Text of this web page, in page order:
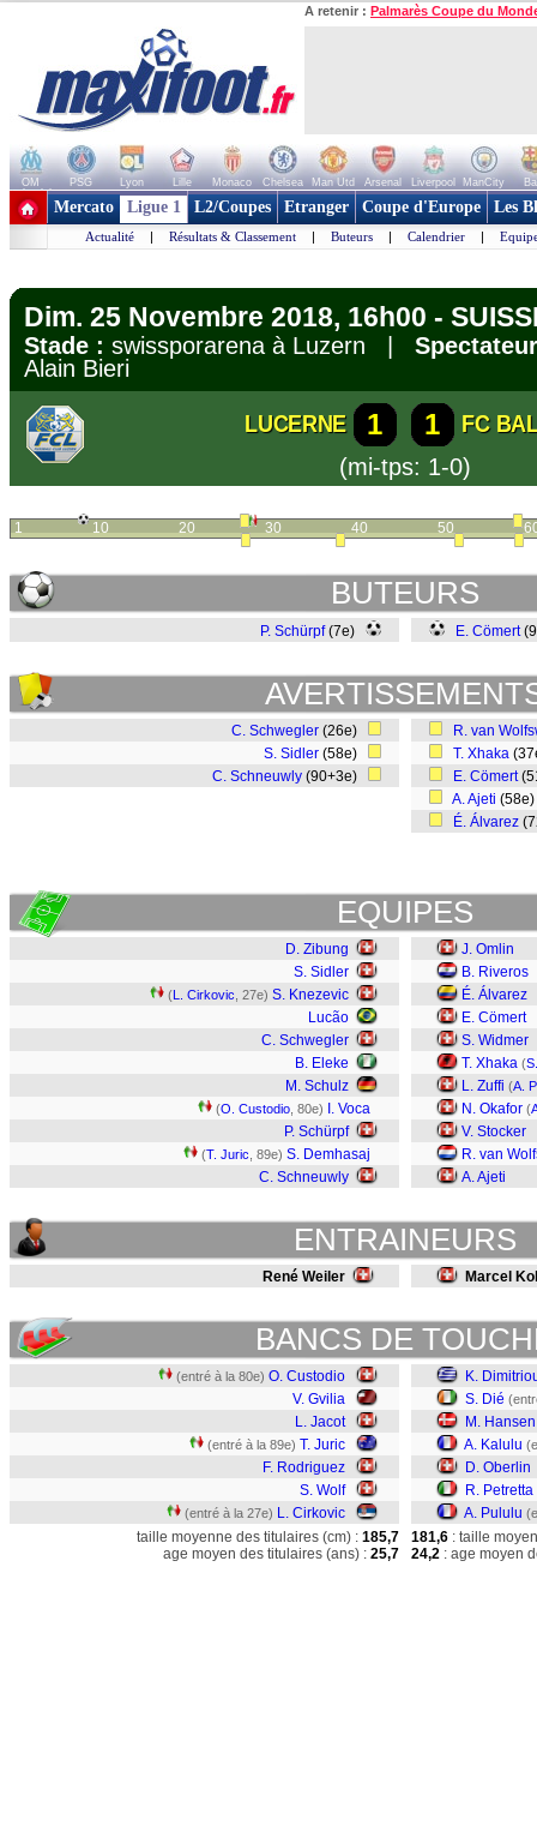
A retenir : Palmarès Coupe du
OM PSG Lyon Lille Monaco Chelsea Man Utd Arsenal Liverpool ManCity
+ de clubs
Mercato Ligue 1 L2/Coupes Etranger Coupe d'Europe Les
Actualité | Résultats & Classement | Buteurs | Calendrier |
Dim. 25 Novembre 2018, 16h00 -
Stade : swissporarena à Luzern |
Alain Bieri
LUCERNE 1 1
FC
(mi-tps: 1-0)
1 10 20 30 40 50
BUTEURS
P. Schürpf(7e) E. Cömert
C. Schwegler (26e)
S. Sidler (58e)
C. Schneuwly (90+3e)
R. van
T. Xhaka
E. Cömert
A. Ajeti
É. Álvarez
EQUIPES
D. Zibung
S. Sidler
(L. Cirkovic , 27e) S. Knezevic
Lucão
C. Schwegler
B. Eleke
M. Schulz
(O. Custodio , 80e)
I. Voca
P. Schürpf
(T. Juric , 89e) S. Demhasaj
C. Schneuwly
J. Omlin
B. Riveros
É. Álvarez
E. Cömert
S. Widmer
T. Xhaka (
L. Zuffi (A.
N. Okafor (
V. Stocker
R. van
A. Ajeti
ENTRAINEURS
René Weiler Marcel
BANCS DE
(entré à la 80e) O. Custodio
V. Gvilia
L. Jacot
(entré à la 89e) T. Juric
F. Rodriguez
S. Wolf
(entré à la 27e) L. Cirkovic
K.
S. Dié
M. Hansen
A. Kalulu
D. Oberlin
R. Petretta
A. Pululu
taille moyenne des titulaires (cm) : 185,7
age moyen des titulaires (ans) : 25,7
181,6 : taille
24,2 : age moyen